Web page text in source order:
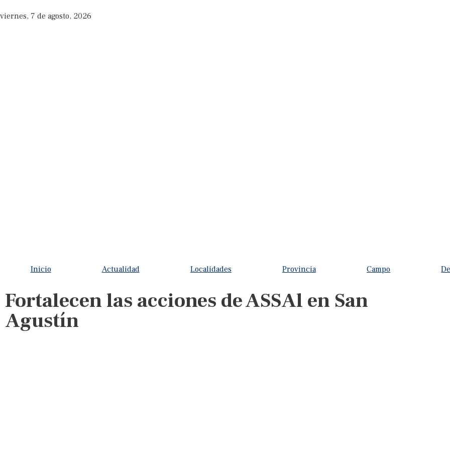
viernes, 7 de agosto, 2026
Inicio Actualidad Localidades Provincia Campo
Fortalecen las acciones de ASSAl en San
Agustín